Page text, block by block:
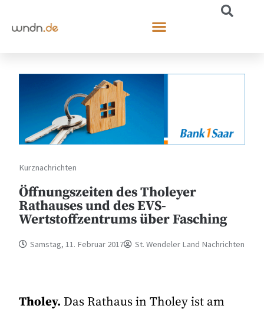
Kurznachrichten
Öffnungszeiten des Tholeyer
Rathauses und des EVS-
Wertstoffzentrums über Fasching
Samstag, 11. Februar 2017 St. Wendeler Land Nachrichten
Tholey. Das Rathaus in Tholey ist am